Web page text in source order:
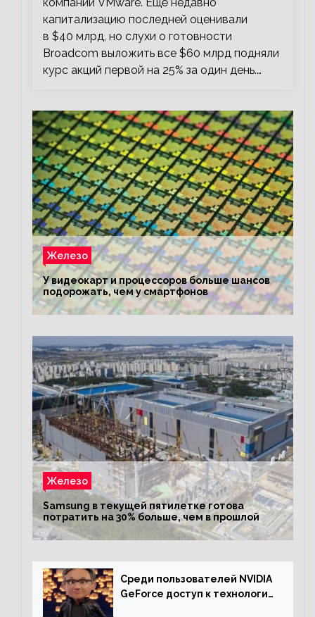
капитализацию последней оценивали
в $40 млрд, но слухи о готовности
Broadcom выложить все $60 млрд подняли
курс акций первой на 25% за один день.…
Железо
У видеокарт и процессоров больше шансов
подорожать, чем у смартфонов
Железо
Samsung в текущей пятилетке готова
потратить на 30% больше, чем в прошлой
Среди пользователей NVIDIA
GeForce доступ к технологии